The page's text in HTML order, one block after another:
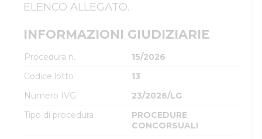
ELENCO ALLEGATO.
INFORMAZIONI GIUDIZIARIE
Procedura n.
15/2026
Codice lotto
13
Numero IVG
23/2026/LG
Tipo di procedura
PROCEDURE
CONCORSUALI